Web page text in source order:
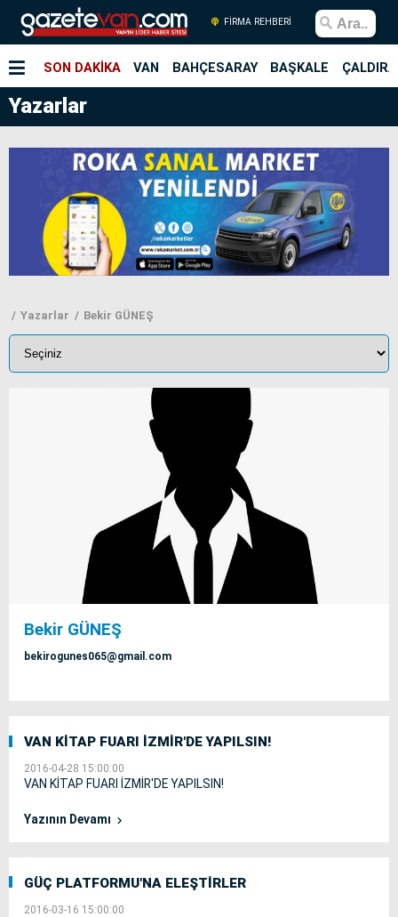
FİRMA REHBERİ
SON DAKİKA VAN BAHÇESARAY BAŞKALE
Yazarlar
Yazarlar Bekir GÜNEŞ
Bekir GÜNEŞ
bekirogunes065@gmail.com
VAN KİTAP FUARI İZMİR'DE YAPILSIN!
2016-04-28 15:00:00
VAN KİTAP FUARI İZMİR'DE YAPILSIN!
Yazının Devamı
GÜÇ PLATFORMU'NA ELEŞTİRLER
2016-03-16 15:00:00